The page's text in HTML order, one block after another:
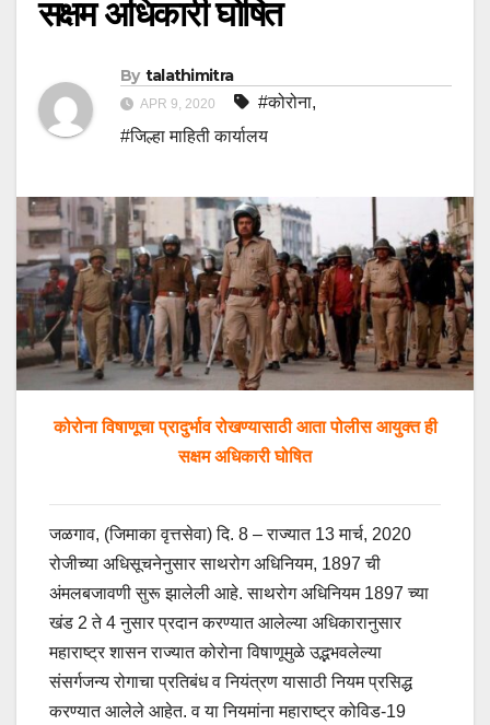
सक्षम अधिकारी घोषित
By talathimitra
APR 9, 2020 #कोरोना,
#जिल्हा माहिती कार्यालय
कोरोना विषाणूचा प्रादुर्भाव रोखण्यासाठी आता पोलीस आयुक्त ही
सक्षम अधिकारी घोषित
जळगाव, (जिमाका वृत्तसेवा) दि. 8 – राज्यात 13 मार्च, 2020
रोजीच्या अधिसूचनेनुसार साथरोग अधिनियम, 1897 ची
अंमलबजावणी सुरू झालेली आहे. साथरोग अधिनियम 1897 च्या
खंड 2 ते 4 नुसार प्रदान करण्यात आलेल्या अधिकारानुसार
महाराष्ट्र शासन राज्यात कोरोना विषाणूमुळे उद्भभवलेल्या
संसर्गजन्य रोगाचा प्रतिबंध व नियंत्रण यासाठी नियम प्रसिद्ध
करण्यात आलेले आहेत. व या नियमांना महाराष्ट्र कोविड-19